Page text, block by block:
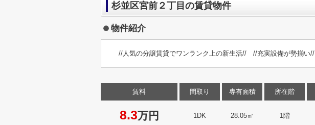
杉並区宮前２丁目の賃貸物件
物件紹介
//人気の分譲賃貸でワンランク上の新生活// //充実設備が勢揃い//
賃料
8.3万円
間取り
1DK
専有面積
28.05㎡
所在階
1階